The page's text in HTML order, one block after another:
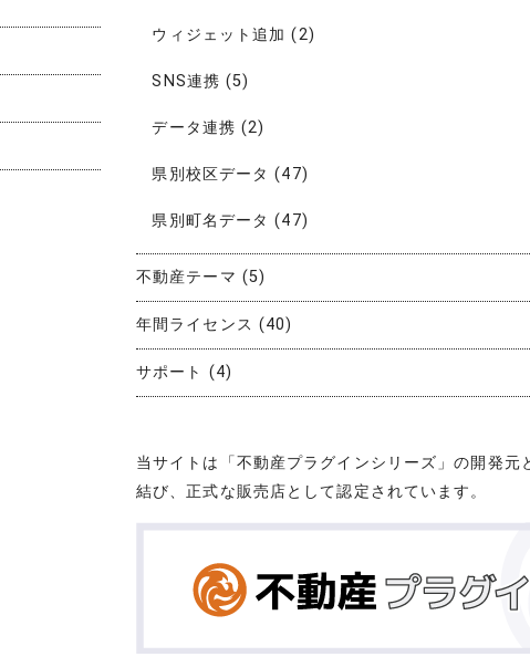
ウィジェット追加 (2)
SNS連携 (5)
データ連携 (2)
県別校区データ (47)
県別町名データ (47)
不動産テーマ (5)
年間ライセンス (40)
サポート (4)
当サイトは「不動産プラグインシリーズ」の開発元
結び、正式な販売店として認定されています。